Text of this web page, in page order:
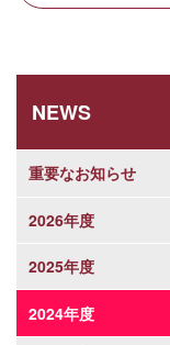
NEWS
重要なお知らせ
2026年度
2025年度
2024年度